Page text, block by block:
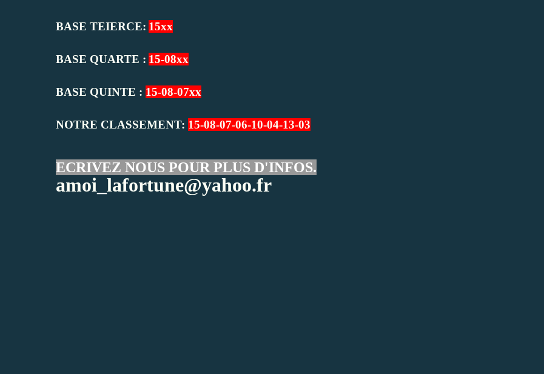
BASE TEIERCE: 15xx
BASE QUARTE : 15-08xx
BASE QUINTE : 15-08-07xx
NOTRE CLASSEMENT: 15-08-07-06-10-04-13-03
ECRIVEZ NOUS POUR PLUS D'INFOS.
amoi_lafortune@yahoo.fr